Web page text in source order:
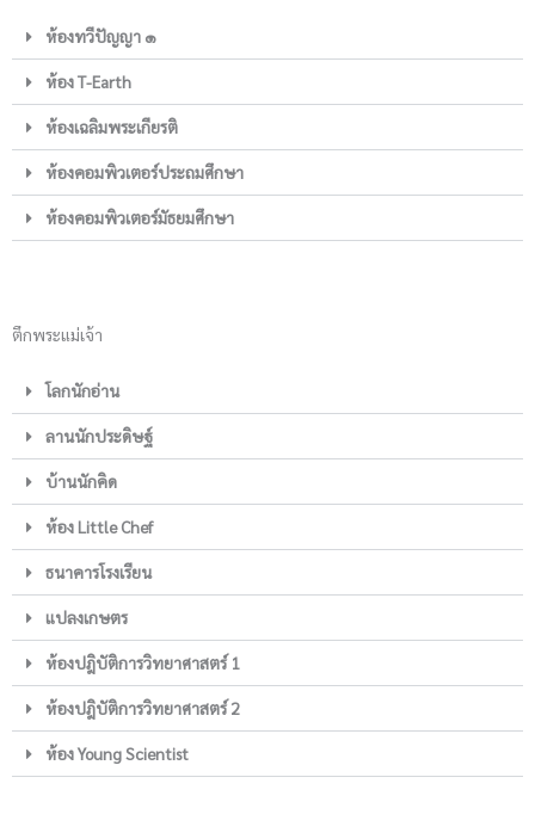
ห้องทวีปัญญา ๑
ห้อง T-Earth
ห้องเฉลิมพระเกียรติ
ห้องคอมพิวเตอร์ประถมศึกษา
ห้องคอมพิวเตอร์มัธยมศึกษา
ตึกพระแม่เจ้า
โลกนักอ่าน
ลานนักประดิษฐ์
บ้านนักคิด
ห้อง Little Chef
ธนาคารโรงเรียน
แปลงเกษตร
ห้องปฎิบัติการวิทยาศาสตร์ 1
ห้องปฎิบัติการวิทยาศาสตร์ 2
ห้อง Young Scientist